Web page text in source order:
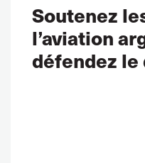
Soutenez
l’aviation
défendez